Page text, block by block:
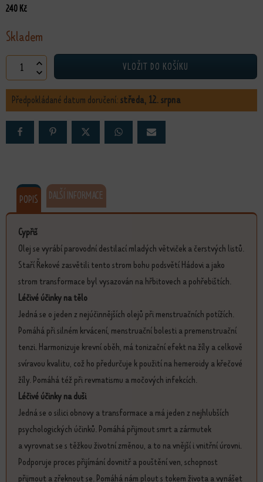
240 Kč
Skladem
Esence Cypřiš množství VLOŽIT DO KOŠÍKU
Předpokládané datum doručení:středa, 12. srpna
POPIS DALŠÍ INFORMACE
Cypřiš
Olej se vyrábí parovodní destilací mladých větviček a čerstvých listů.
Staří Řekové zasvětili tento strom bohu podsvětí Hádovi a jako
strom transformace byl vysazován na hřbitovech a pohřebištích.
Léčivé účinky na tělo
Jedná se o jeden z nejúčinnějších olejů při menstruačních potížích.
Pomáhá při silném krvácení, menstruační bolesti a premenstruační
tenzi. Harmonizuje krevní oběh, má tonizační efekt na žíly a celkově
svíravou kvalitu, což ho předurčuje k použití na hemeroidy a křečové
žíly. Pomáhá též při revmatismu a močových infekcích.
Léčivé účinky na duši
Jedná se o silici obnovy a transformace a má jeden z nejhlubších
psychologických účinků. Pomáhá přijmout smrt a zármutek
a vyrovnat se s těžkou životní změnou, a to na vnější i vnitřní úrovni.
Podporuje proces přijímání dovnitř a pouštění ven, schopnost
přijmout a zřeknout se. Pomáhá nám plout s tokem života a vynášet